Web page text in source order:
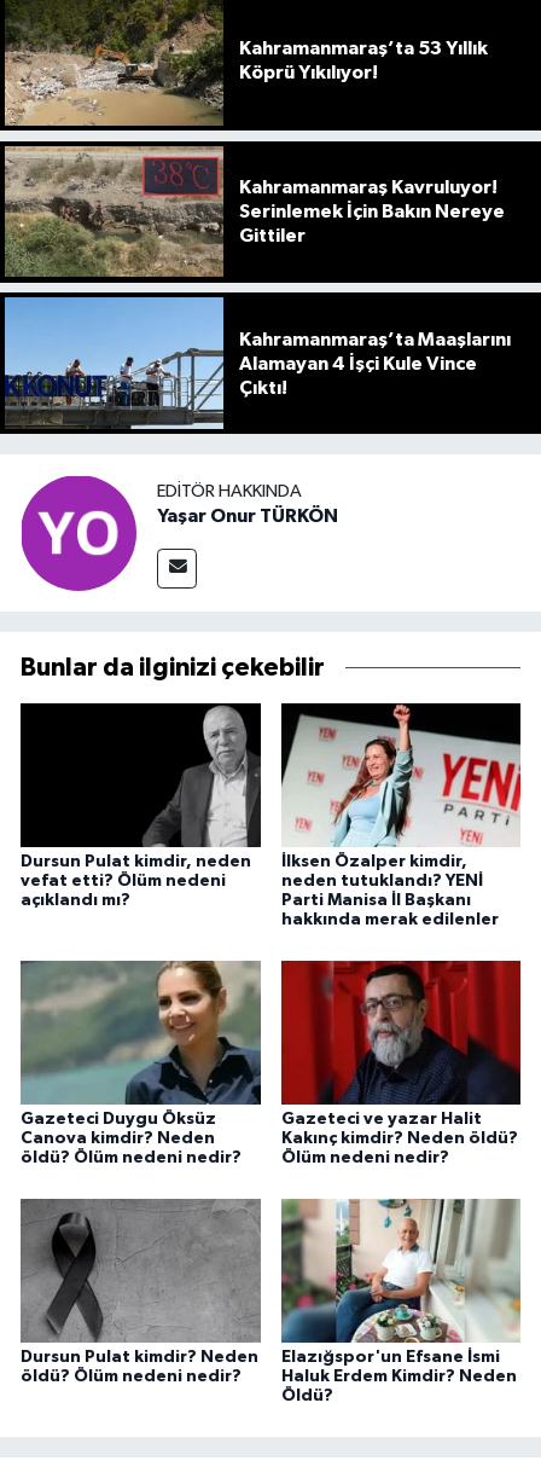
Kahramanmaraş’ta 53 Yıllık
Köprü Yıkılıyor!
Kahramanmaraş Kavruluyor!
Serinlemek İçin Bakın Nereye
Gittiler
Kahramanmaraş’ta Maaşlarını
Alamayan 4 İşçi Kule Vince
Çıktı!
EDITÖR HAKKINDA
Yaşar Onur TÜRKÖN
Bunlar da ilginizi çekebilir
Dursun Pulat kimdir, neden
vefat etti? Ölüm nedeni
açıklandı mı?
İlksen Özalper kimdir,
neden tutuklandı? YENİ
Parti Manisa İl Başkanı
hakkında merak edilenler
Gazeteci Duygu Öksüz
Canova kimdir? Neden
öldü? Ölüm nedeni nedir?
Gazeteci ve yazar Halit
Kakınç kimdir? Neden öldü?
Ölüm nedeni nedir?
Dursun Pulat kimdir? Neden
öldü? Ölüm nedeni nedir?
Elazığspor'un Efsane İsmi
Haluk Erdem Kimdir? Neden
Öldü?